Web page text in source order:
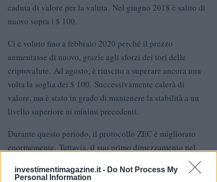
investimentimagazine.it - Do Not Process My
Personal Information
caduta di valore per la valuta. Nel giugno 2018 è salito di
nuovo sopra i $ 100.
Ci è voluto fino a febbraio 2020 perché il prezzo
aumentasse di nuovo, grazie agli sforzi dei tori delle
criptovalute. Ad agosto, è riuscito a superare ancora una
volta la soglia dei $ 100. Successivamente calerà di
valore, ma è stato in grado di mantenere la stabilità a un
livello superiore ai minimi precedenti.
Durante questo periodo, il protocollo ZEC è migliorato
enormemente. Tuttavia, il suo primo dimezzamento nel
2020 ha un effetto significativo sul prezzo, proprio come
fa con altre criptovalute.